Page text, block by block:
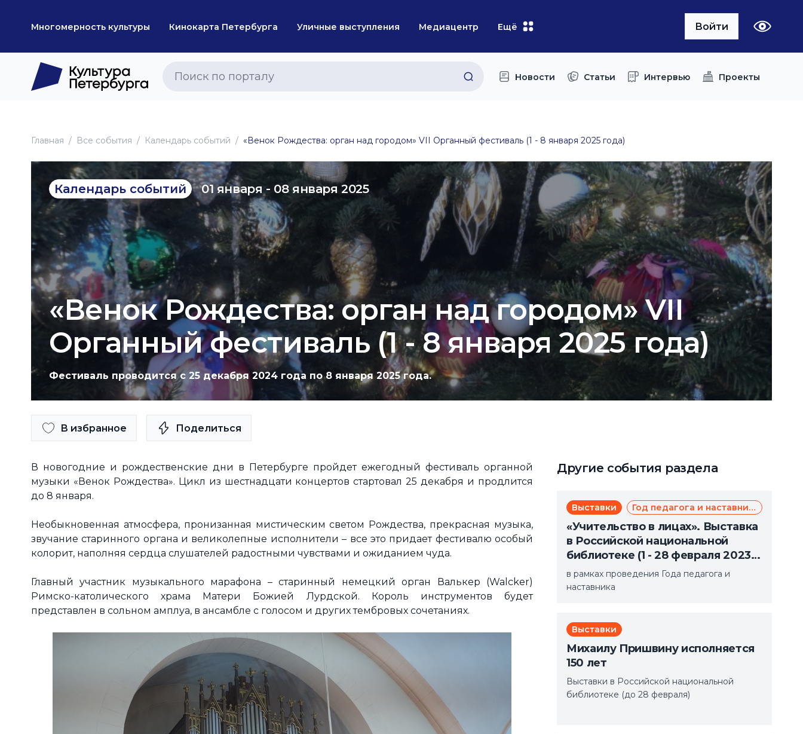
Многомерность культуры Кинокарта Петербурга Уличные выступления Медиацентр Ещё Войти
Новости Статьи Интервью Проекты
Главная Все события Календарь событий «Венок Рождества: орган над городом» VII Органный фестиваль (1 - 8 января 2025 года)
Календарь событий 01 января - 08 января 2025
«Венок Рождества: орган над городом» VII
Органный фестиваль (1 - 8 января 2025 года)
Фестиваль проводится с 25 декабря 2024 года по 8 января 2025 года.
В избранное Поделиться
В новогодние и рождественские дни в Петербурге пройдет ежегодный фестиваль органной
музыки «Венок Рождества». Цикл из шестнадцати концертов стартовал 25 декабря и продлится
до 8 января.
Необыкновенная атмосфера, пронизанная мистическим светом Рождества, прекрасная музыка,
звучание старинного органа и великолепные исполнители – все это придает фестивалю особый
колорит, наполняя сердца слушателей радостными чувствами и ожиданием чуда.
Главный участник музыкального марафона – старинный немецкий орган Валькер (Walcker)
Римско-католического храма Матери Божией Лурдской. Король инструментов будет
представлен в сольном амплуа, в ансамбле с голосом и других тембровых сочетаниях.
Другие события раздела
Выставки Год педагога и наставника
«Учительство в лицах». Выставка
в Российской национальной
библиотеке (1 - 28 февраля 2023
года)
в рамках проведения Года педагога и
наставника
Выставки
Михаилу Пришвину исполняется
150 лет
Выставки в Российской национальной
библиотеке (до 28 февраля)